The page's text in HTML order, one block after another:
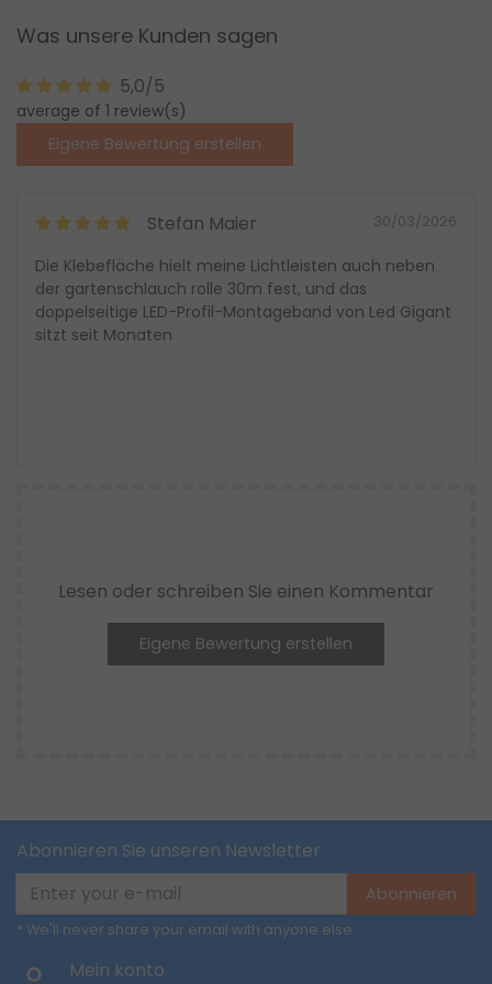
Was unsere Kunden sagen
5,0/5
average of 1 review(s)
Eigene Bewertung erstellen
Stefan Maier 30/03/2026
Die Klebefläche hielt meine Lichtleisten auch neben
der gartenschlauch rolle 30m fest, und das
doppelseitige LED-Profil-Montageband von Led Gigant
sitzt seit Monaten
Lesen oder schreiben Sie einen Kommentar
Eigene Bewertung erstellen
Abonnieren Sie unseren Newsletter
Abonnieren
* We'll never share your email with anyone else.
Mein konto